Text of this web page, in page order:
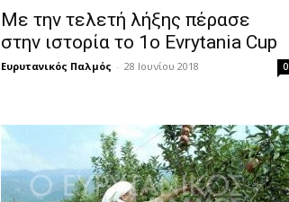
Με την τελετή λήξης πέρασε
στην ιστορία το 1o Evrytania Cup
Ευρυτανικός Παλμός - 28 Ιουνίου 2018 0